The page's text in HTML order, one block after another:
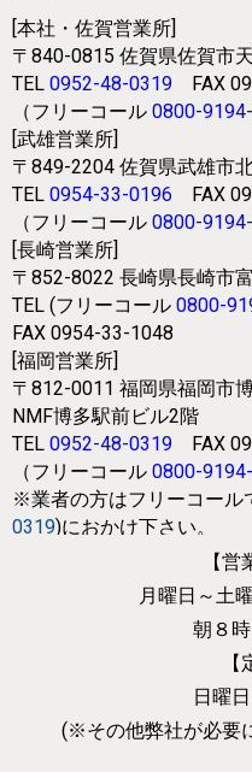
[本社・佐賀営業所]
〒840-0815 佐賀県佐賀市
TEL 0952-48-0319
FAX
（フリーコール 0800-
[武雄営業所]
〒849-2204 佐賀県武雄市
TEL 0954-33-0196
FAX
（フリーコール 0800-
[長崎営業所]
〒852-8022 長崎県長崎市
TEL (フリーコール 0800-
FAX 0954-33-1048
[福岡営業所]
〒812-0011 福岡県福岡市
NMF博多駅前ビル2階
TEL 0952-48-0319
FAX
（フリーコール 0800-
※業者の方はフリーコール
0319)におかけ下さい。
【営
月曜日～土
朝８
【
日曜
(※その他弊社が必要